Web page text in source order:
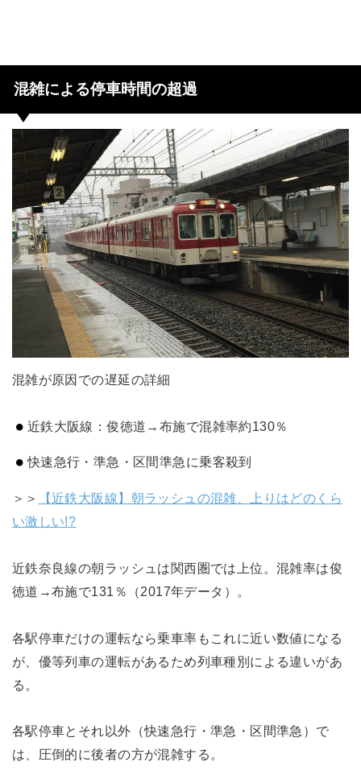
混雑による停車時間の超過
混雑が原因での遅延の詳細
近鉄大阪線：俊徳道→布施で混雑率約130％
快速急行・準急・区間準急に乗客殺到
＞＞
【近鉄大阪線】朝ラッシュの混雑、上りはどのくら
い激しい!?
近鉄奈良線の朝ラッシュは関西圏では上位。混雑率は俊
徳道→布施で131％（2017年データ）。
各駅停車だけの運転なら乗車率もこれに近い数値になる
が、優等列車の運転があるため列車種別による違いがあ
る。
各駅停車とそれ以外（快速急行・準急・区間準急）で
は、圧倒的に後者の方が混雑する。